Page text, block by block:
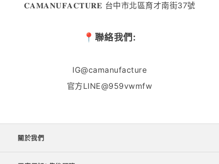
𝐂𝐀𝐌𝐀𝐍𝐔𝐅𝐀𝐂𝐓𝐔𝐑𝐄 台中市北區育才南街37號
📍聯絡我們:
IG@camanufacture
官方LINE@959vwmfw
關於我們